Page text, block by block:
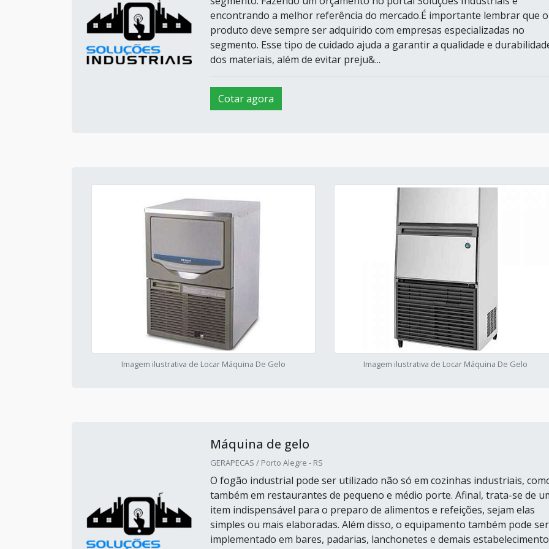
encontrando a melhor referência do mercado.É importante lembrar que o
produto deve sempre ser adquirido com empresas especializadas no
segmento. Esse tipo de cuidado ajuda a garantir a qualidade e
dos materiais, além de evitar preju&...
Cotar agora
Imagem ilustrativa de Locar Máquina De Gelo Imagem ilustrativa de Locar Máquina De Gelo
Máquina de gelo
GERAPECAS / Porto Alegre - RS
O fogão industrial pode ser utilizado não só em cozinhas industriais,
também em restaurantes de pequeno e médio porte. Afinal, trata-se de
item indispensável para o preparo de alimentos e refeições, sejam elas
simples ou mais elaboradas. Além disso, o equipamento também pode ser
implementado em bares, padarias, lanchonetes e demais